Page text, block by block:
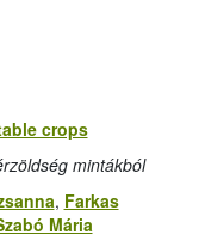
crops
mintákból
, Farkas
Mária